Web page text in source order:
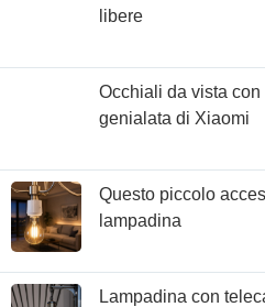
libere
Occhiali da vista
genialata di Xiaomi
Questo piccolo
lampadina
Lampadina con